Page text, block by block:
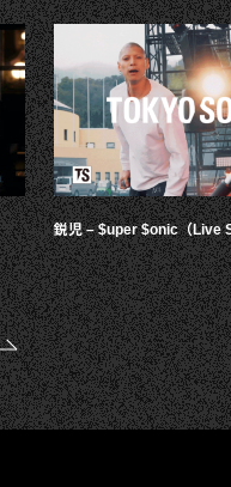
鋭児 – $uper $onic（Live